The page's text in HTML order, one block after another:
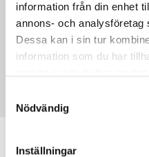
information från din enhet
annons- och analysföretag
Dessa kan i sin tur
information som du har
Nödvändig
Inställningar
Vattendoserare Mixometer
62385